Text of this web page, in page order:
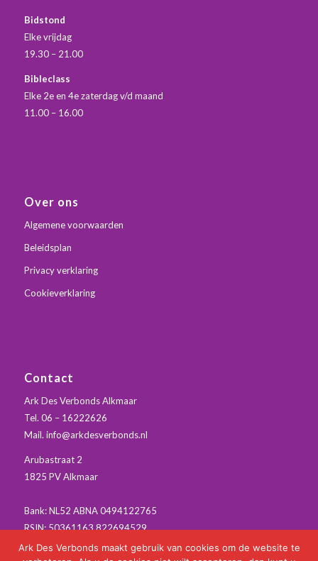
Bidstond
Elke vrijdag
19.30 – 21.00
Bibleclass
Elke 2e en 4e zaterdag v/d maand
11.00 – 16.00
Over ons
Algemene voorwaarden
Beleidsplan
Privacy verklaring
Cookieverklaring
Contact
Ark Des Verbonds Alkmaar
Tel. 06 – 16222626
Mail. info@arkdesverbonds.nl
Arubastraat 2
1825 PV Alkmaar
Bank: NL52 ABNA 0494122765
RSIN: 50361163 822694529
Ark Des Verbonds maakt gebruik van cookies om de website te